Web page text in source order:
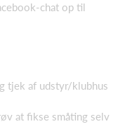
chat op til
tjek af udstyr/klubhus
at fikse småting selv